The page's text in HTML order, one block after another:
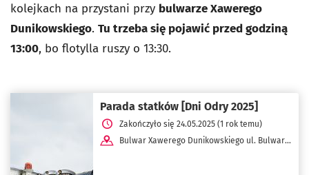
kolejkach na przystani przy bulwarze Xawerego
Dunikowskiego. Tu trzeba się pojawić przed godziną
13:00, bo flotylla ruszy o 13:30.
Parada statków [Dni Odry 2025]
Zakończyło się 24.05.2025 (1 rok temu)
Bulwar Xawerego Dunikowskiego ul. Bulwar